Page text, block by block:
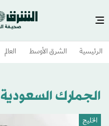
الرئيسية الشرق الأوسط​ العالم
الجمارك السعودية
الخليج